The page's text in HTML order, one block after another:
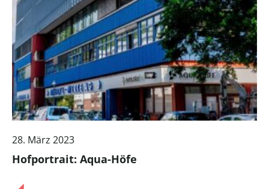
28. März 2023
Hofportrait: Aqua-Höfe